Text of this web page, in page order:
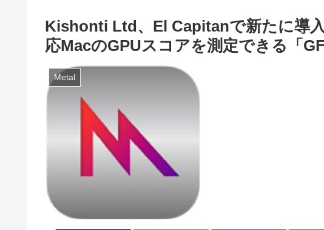
Kishonti Ltd、El Capitanで新たに導
応MacのGPUスコアを測定できる「
Metal